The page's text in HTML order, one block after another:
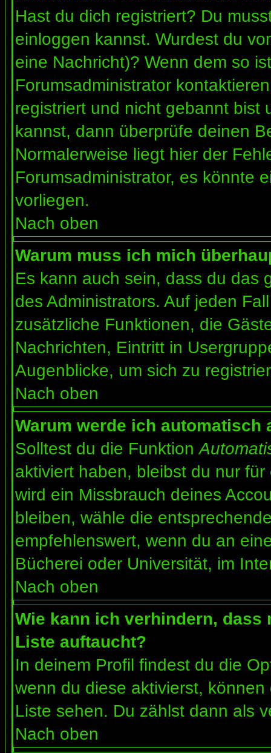
Hast du dich registriert? Du
einloggen kannst. Wurdest du
eine Nachricht)? Wenn dem so
Forumsadministrator
registriert und nicht gebannt bist
kannst, dann überprüfe deinen
Normalerweise liegt hier der
Forumsadministrator, es könnte
vorliegen.
Nach oben
Warum muss ich mich
Es kann auch sein, dass du das
des Administrators. Auf jeden
zusätzliche Funktionen, die
Nachrichten, Eintritt in
Augenblicke, um sich zu
Nach oben
Warum werde ich automatisch
Solltest du die Funktion
aktiviert haben, bleibst du nur
wird ein Missbrauch deines
bleiben, wähle die
empfehlenswert, wenn du an
Bücherei oder Universität, im
Nach oben
Wie kann ich verhindern, dass
Liste auftaucht?
In deinem Profil findest du die
wenn du diese aktivierst,
Liste sehen. Du zählst dann als
Nach oben